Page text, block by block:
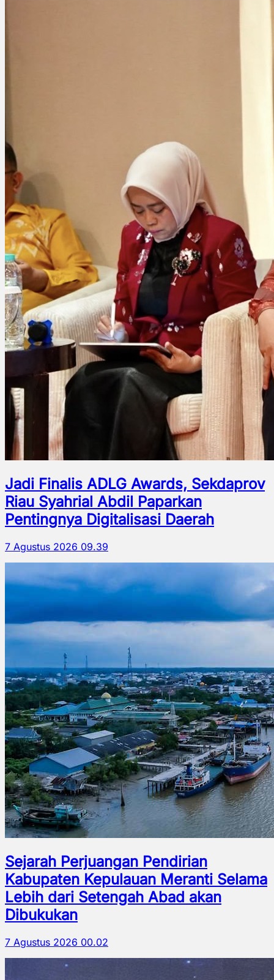
Jadi Finalis ADLG Awards, Sekdaprov
Riau Syahrial Abdil Paparkan
Pentingnya Digitalisasi Daerah
7 Agustus 2026 09.39
Sejarah Perjuangan Pendirian
Kabupaten Kepulauan Meranti Selama
Lebih dari Setengah Abad akan
Dibukukan
7 Agustus 2026 00.02